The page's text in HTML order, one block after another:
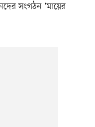
সংগঠন ‘মায়ের